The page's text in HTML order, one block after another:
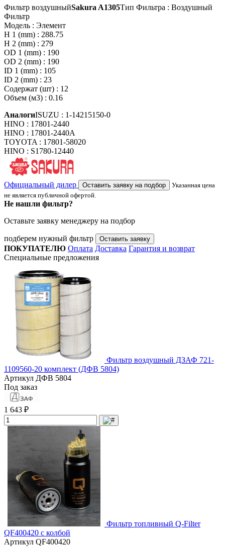
Фильтр воздушныйSakura A1305Тип Фильтра : Воздушный
Фильтр
Модель : Элемент
H 1 (mm) : 288.75
H 2 (mm) : 279
OD 1 (mm) : 190
OD 2 (mm) : 190
ID 1 (mm) : 105
ID 2 (mm) : 23
Содержат (шт) : 12
Объем (м3) : 0.16
АналогиISUZU : 1-14215150-0
HINO : 17801-2440
HINO : 17801-2440A
TOYOTA : 17801-58020
HINO : S1780-12440
Официальный дилер Оставить заявку на подбор
Указанная цена
не является публичной офертой.
Не нашли фильтр?
Оставьте заявку менеджеру на подбор
подберем нужный фильтр Оставить заявку
ПОКУПАТЕЛЮ Оплата Доставка Гарантия и возврат
Специальные предложения
Фильтр воздушный ДЗАФ 721-
1109560-20 комплект (ДФВ 5804)
Артикул ДФВ 5804
Под заказ
1 643 ₽
Фильтр топливный Q-Filter
QF400420 с колбой
Артикул QF400420